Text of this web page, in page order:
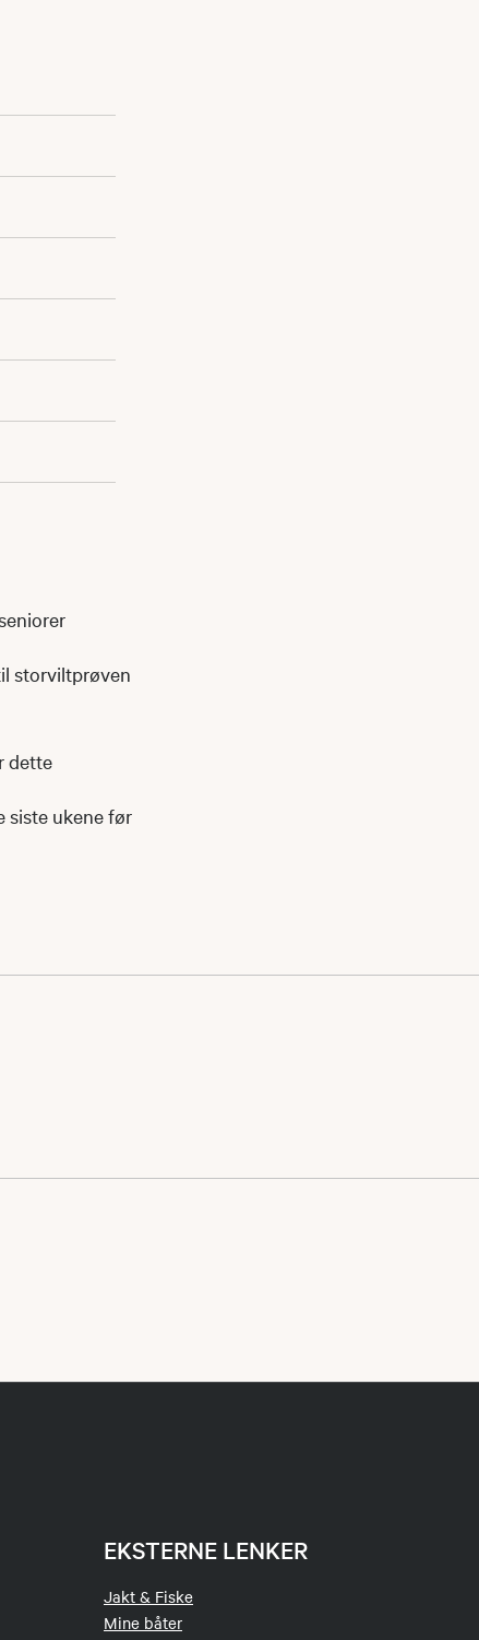
storviltprøven
dette
siste ukene før
EKSTERNE LENKER
Jakt & Fiske
Mine båter